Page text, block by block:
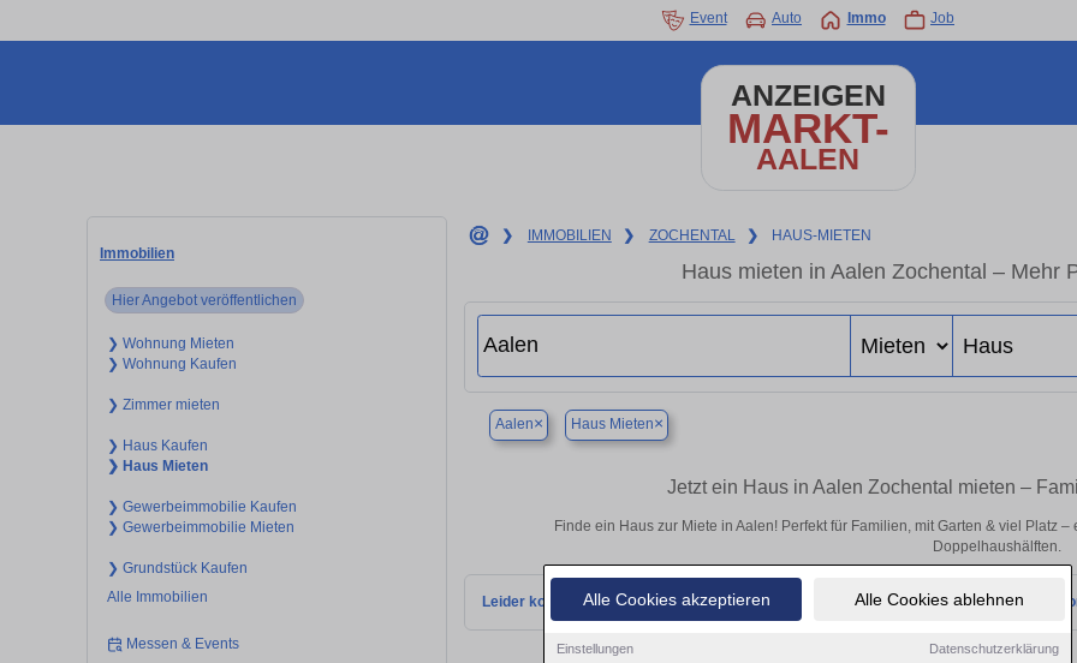
Alle Cookies akzeptieren Alle Cookies ablehnen
Einstellungen Datenschutzerklärung
Event Auto Immo Job
ANZEIGEN
MARKT-
AALEN
Immobilien
Hier Angebot veröffentlichen
❯ Wohnung Mieten
❯ Wohnung Kaufen
❯ Zimmer mieten
❯ Haus Kaufen
❯ Haus Mieten
❯ Gewerbeimmobilie Kaufen
❯ Gewerbeimmobilie Mieten
❯ Grundstück Kaufen
Alle Immobilien
Messen & Events
❯ IMMOBILIEN ❯ ZOCHENTAL ❯ HAUS-MIETEN
Haus mieten in Aalen Zochental – Mehr
Aalen× Haus Mieten×
Jetzt ein Haus in Aalen Zochental mieten –
Finde ein Haus zur Miete in Aalen! Perfekt für Familien, mit Garten & viel Platz
Doppelhaushälften.
Leider konnten wir derzeit keine passenden Objekte finden. Schauen Sie bald wieder